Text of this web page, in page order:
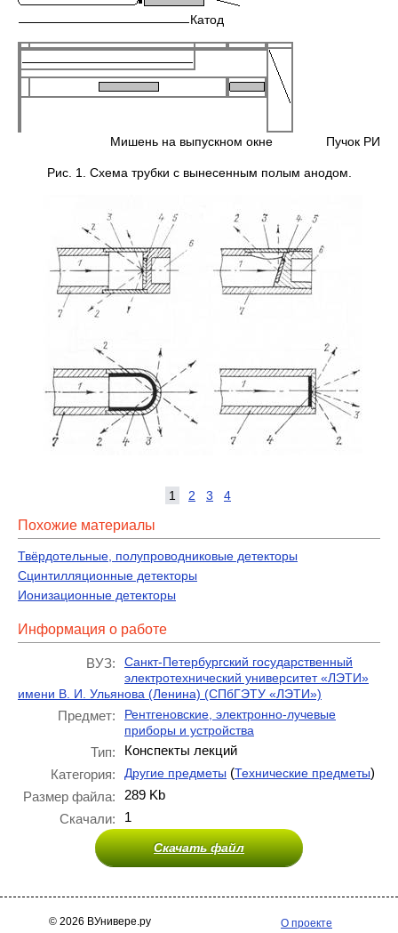
Катод
Мишень на выпускном окне Пучок РИ
Рис. 1. Схема трубки с вынесенным полым анодом.
1 2 3 4
Похожие материалы
Твёрдотельные, полупроводниковые детекторы
Сцинтилляционные детекторы
Ионизационные детекторы
Информация о работе
ВУЗ:
Санкт-Петербургский государственный
электротехнический университет «ЛЭТИ»
имени В. И. Ульянова (Ленина) (СПбГЭТУ «ЛЭТИ»)
Предмет:
Рентгеновские, электронно-лучевые
приборы и устройства
Тип:
Конспекты лекций
Категория:
Другие предметы (Технические предметы)
Размер файла:
289 Kb
Скачали:
1
Скачать файл
© 2026 ВУнивере.ру О проекте